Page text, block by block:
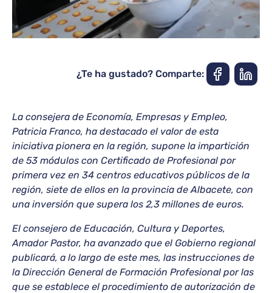
¿Te ha gustado? Comparte:
La consejera de Economía, Empresas y Empleo,
Patricia Franco, ha destacado el valor de esta
iniciativa pionera en la región, supone la impartición
de 53 módulos con Certificado de Profesional por
primera vez en 34 centros educativos públicos de la
región, siete de ellos en la provincia de Albacete, con
una inversión que supera los 2,3 millones de euros.
El consejero de Educación, Cultura y Deportes,
Amador Pastor, ha avanzado que el Gobierno regional
publicará, a lo largo de este mes, las instrucciones de
la Dirección General de Formación Profesional por las
que se establece el procedimiento de autorización de